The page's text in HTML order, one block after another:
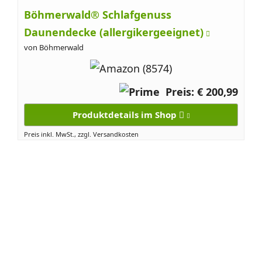
Böhmerwald® Schlafgenuss
Daunendecke (allergikergeeignet)
von Böhmerwald
Preis: € 200,99
Produktdetails im Shop
Preis inkl. MwSt., zzgl. Versandkosten